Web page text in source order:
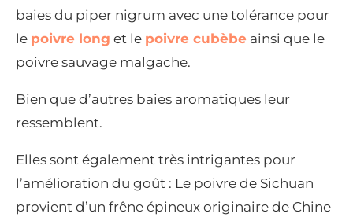
baies du piper nigrum avec une tolérance pour
le poivre long et le poivre cubèbe ainsi que le
poivre sauvage malgache.
Bien que d’autres baies aromatiques leur
ressemblent.
Elles sont également très intrigantes pour
l’amélioration du goût : Le poivre de Sichuan
provient d’un frêne épineux originaire de Chine